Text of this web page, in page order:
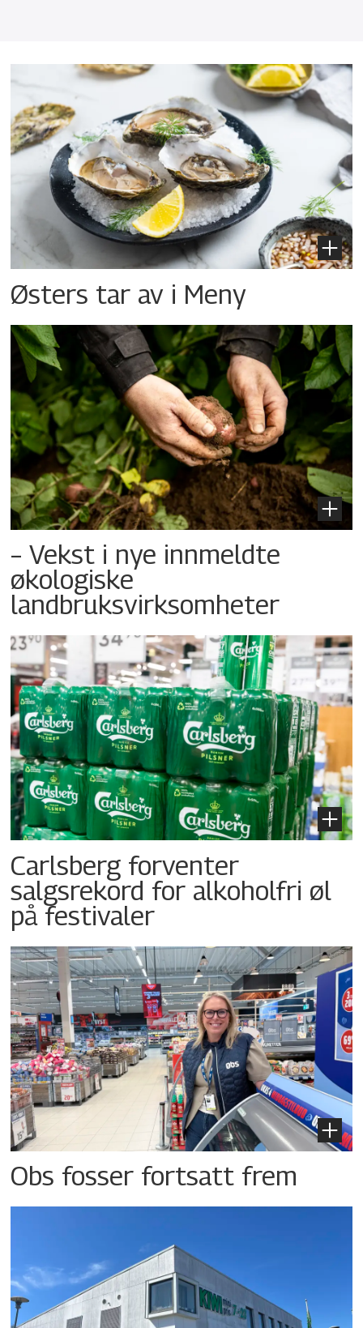
Østers tar av i Meny
– Vekst i nye innmeldte
økologiske
landbruksvirksomheter
Carlsberg forventer
salgsrekord for alkoholfri øl
på festivaler
Obs fosser fortsatt frem